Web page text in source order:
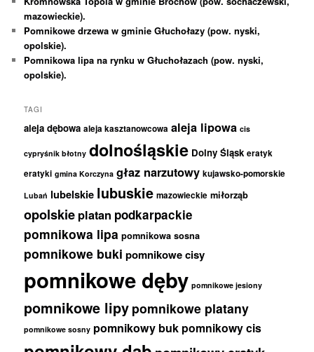
mazowieckie).
Pomnikowe drzewa w gminie Głuchołazy (pow. nyski,
opolskie).
Pomnikowa lipa na rynku w Głuchołazach (pow. nyski,
opolskie).
TAGI
aleja dębowa aleja kasztanowcowa aleja lipowa cis
cypryśnik błotny dolnośląskie Dolny Śląsk eratyk
eratyki gmina Korczyna głaz narzutowy kujawsko-pomorskie
Lubań lubelskie lubuskie mazowieckie miłorząb
opolskie platan podkarpackie
pomnikowa lipa pomnikowa sosna
pomnikowe buki pomnikowe cisy
pomnikowe dęby pomnikowe jesiony
pomnikowe lipy pomnikowe platany
pomnikowe sosny pomnikowy buk pomnikowy cis